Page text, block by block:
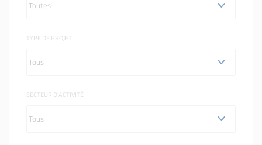
TYPE DE PROJET
SECTEUR D'ACTIVITÉ